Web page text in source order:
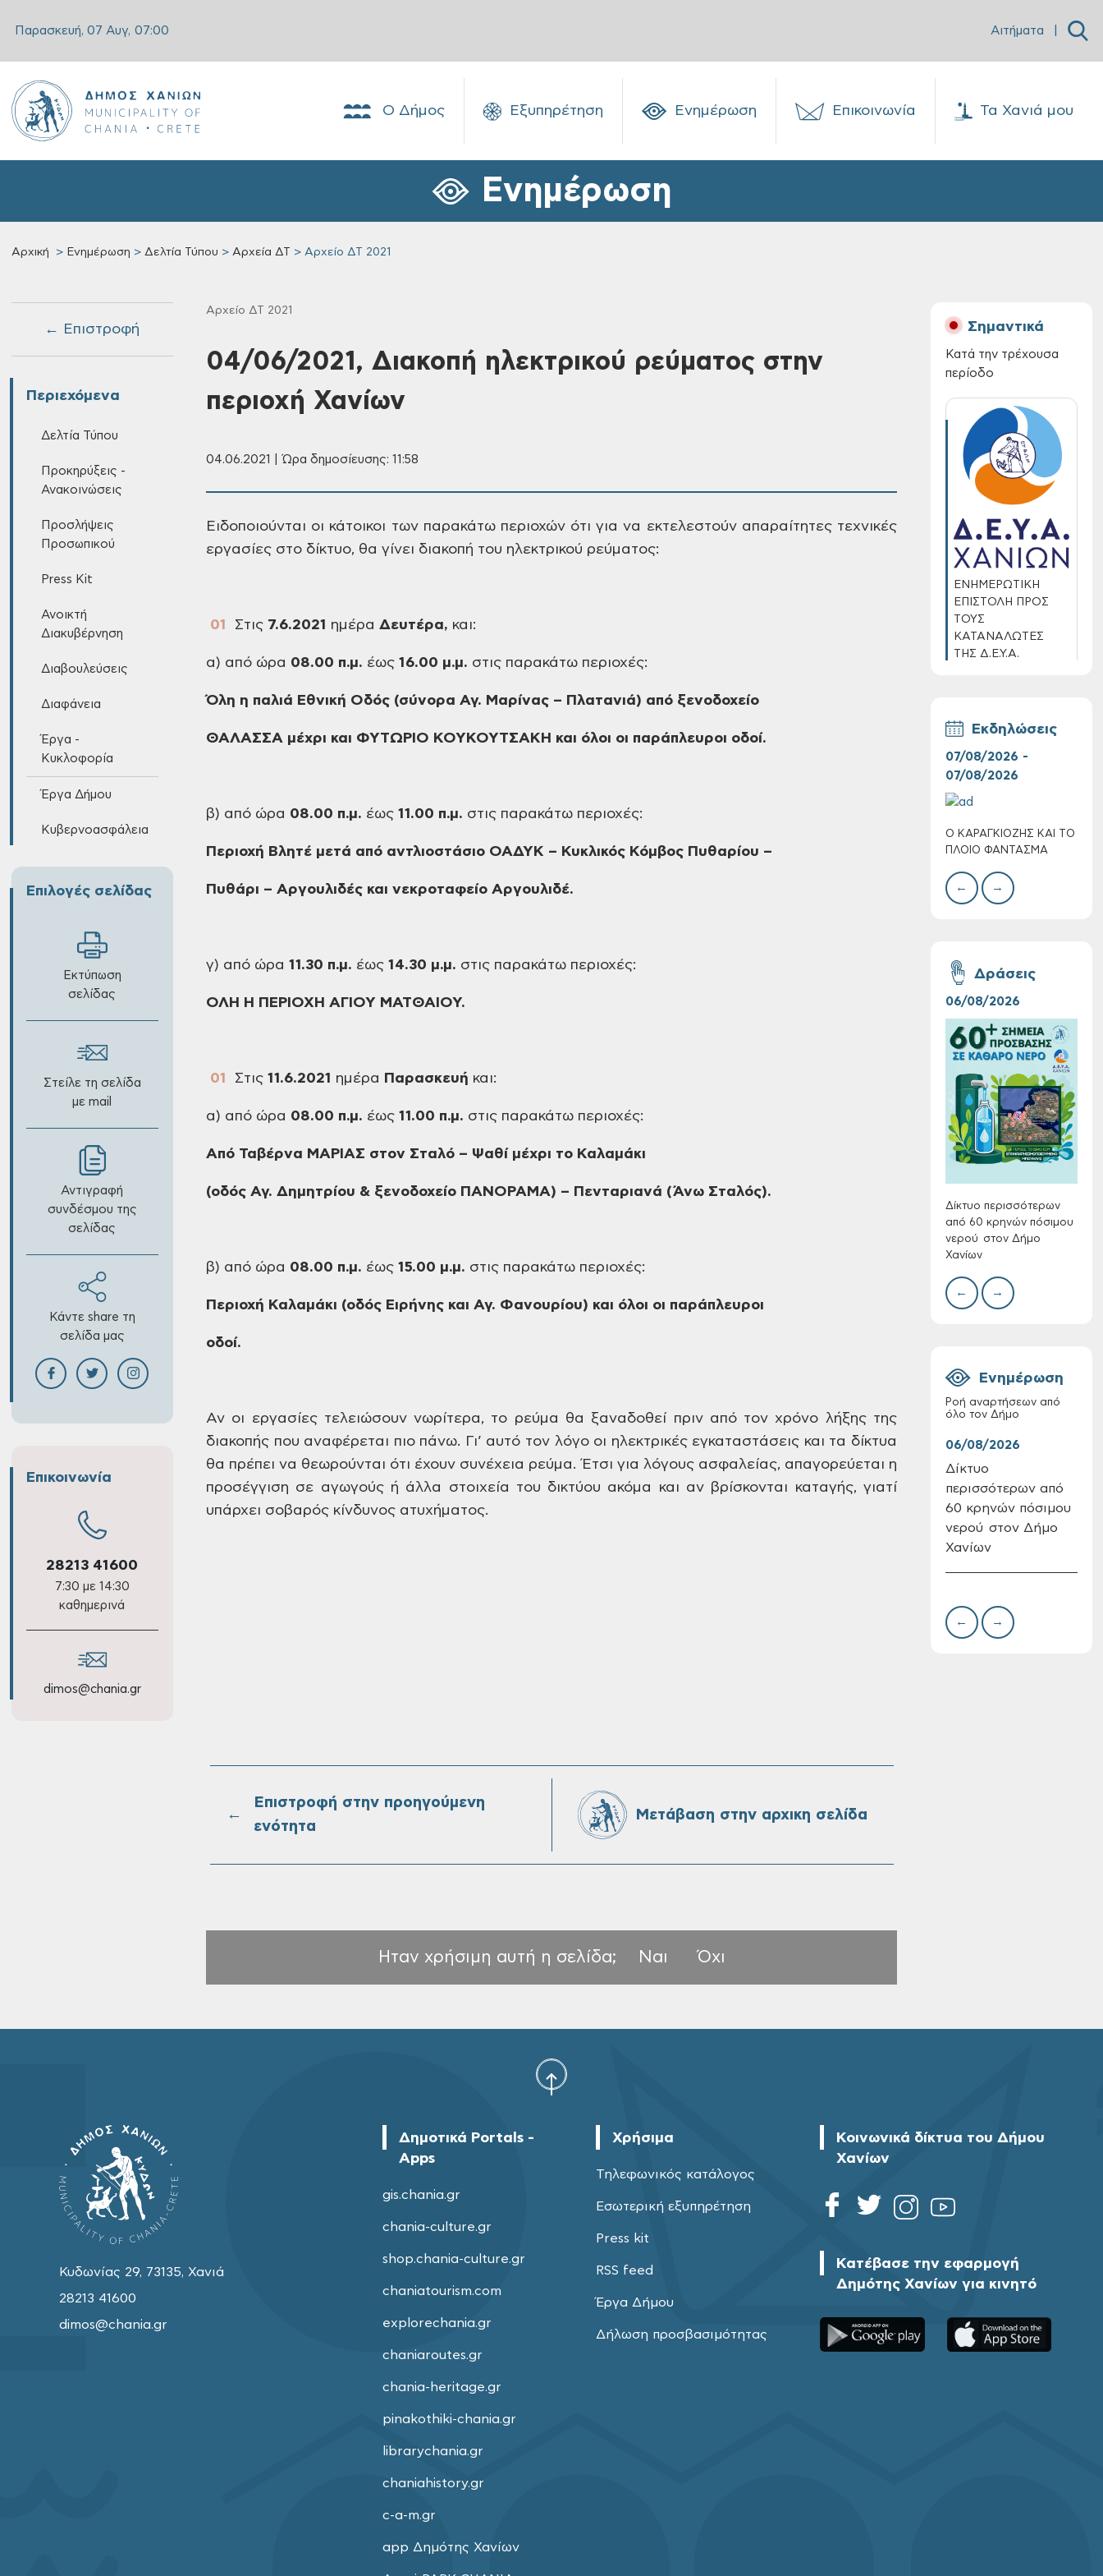
Παρασκευή, 07 Αυγ, 07:00 Αιτήματα
Ο Δήμος Εξυπηρέτηση Ενημέρωση Επικοινωνία Τα Χανιά μου
Ενημέρωση
Αρχική Ενημέρωση Δελτία Τύπου Αρχεία ΔΤ Αρχείο ΔΤ 2021
← Επιστροφή
Περιεχόμενα
Δελτία Τύπου
Προκηρύξεις -
Ανακοινώσεις
Προσλήψεις
Προσωπικού
Press Kit
Ανοικτή
Διακυβέρνηση
Διαβουλεύσεις
Διαφάνεια
Έργα -
Κυκλοφορία
Έργα Δήμου
Κυβερνοασφάλεια
Επιλογές σελίδας
Εκτύπωση
σελίδας
Στείλε τη σελίδα
με mail
Αντιγραφή
συνδέσμου της
σελίδας
Κάντε share τη
σελίδα μας
Επικοινωνία
28213 41600
7:30 με 14:30
καθημερινά
dimos@chania.gr
Αρχείο ΔΤ 2021
04/06/2021, Διακοπή ηλεκτρικού ρεύματος στην
περιοχή Χανίων
04.06.2021 | Ώρα δημοσίευσης: 11:58
Ειδοποιούνται οι κάτοικοι των παρακάτω περιοχών ότι για να εκτελεστούν απαραίτητες τεχνικές
εργασίες στο δίκτυο, θα γίνει διακοπή του ηλεκτρικού ρεύματος:
Στις 7.6.2021 ημέρα Δευτέρα, και:
α) από ώρα 08.00 π.μ. έως 16.00 μ.μ. στις παρακάτω περιοχές:
Όλη η παλιά Εθνική Οδός (σύνορα Αγ. Μαρίνας – Πλατανιά) από ξενοδοχείο
ΘΑΛΑΣΣΑ μέχρι και ΦΥΤΩΡΙΟ ΚΟΥΚΟΥΤΣΑΚΗ και όλοι οι παράπλευροι οδοί.
β) από ώρα 08.00 π.μ. έως 11.00 π.μ. στις παρακάτω περιοχές:
Περιοχή Βλητέ μετά από αντλιοστάσιο ΟΑΔΥΚ – Κυκλικός Κόμβος Πυθαρίου –
Πυθάρι – Αργουλιδές και νεκροταφείο Αργουλιδέ.
γ) από ώρα 11.30 π.μ. έως 14.30 μ.μ. στις παρακάτω περιοχές:
ΟΛΗ Η ΠΕΡΙΟΧΗ ΑΓΙΟΥ ΜΑΤΘΑΙΟΥ.
Στις 11.6.2021 ημέρα Παρασκευή και:
α) από ώρα 08.00 π.μ. έως 11.00 π.μ. στις παρακάτω περιοχές:
Από Ταβέρνα ΜΑΡΙΑΣ στον Σταλό – Ψαθί μέχρι το Καλαμάκι
(οδός Αγ. Δημητρίου & ξενοδοχείο ΠΑΝΟΡΑΜΑ) – Πενταριανά (Άνω Σταλός).
β) από ώρα 08.00 π.μ. έως 15.00 μ.μ. στις παρακάτω περιοχές:
Περιοχή Καλαμάκι (οδός Ειρήνης και Αγ. Φανουρίου) και όλοι οι παράπλευροι
οδοί.
Αν οι εργασίες τελειώσουν νωρίτερα, το ρεύμα θα ξαναδοθεί πριν από τον χρόνο λήξης της
διακοπής που αναφέρεται πιοπάνω. Γι’ αυτό τον λόγο οι ηλεκτρικέςεγκαταστάσεις και τα δίκτυα
θα πρέπει να θεωρούνται ότι έχουν συνέχεια ρεύμα. Έτσι για λόγους ασφαλείας, απαγορεύεται η
προσέγγιση σε αγωγούς ή άλλα στοιχεία του δικτύου ακόμα και αν βρίσκονται καταγής, γιατί
υπάρχει σοβαρός κίνδυνος ατυχήματος.
Σημαντικά
Κατά την τρέχουσα
περίοδο
ΕΝΗΜΕΡΩΤΙΚΗ
ΕΠΙΣΤΟΛΗ ΠΡΟΣ
ΤΟΥΣ
ΚΑΤΑΝΑΛΩΤΕΣ
ΤΗΣ Δ.Ε.Υ.Α.
Τακτική συνεδρίαση
Δημοτικής
Επιτροπής στις 10-
08-2026
Επαναλειτουργία
του συστήματος
SeaTrac στην
παραλία του Αγίου
Ονουφρίου
Πίνακες Κατάταξης
& Βαθμολογίας,
Πίνακες
προσληπτέων και
Δήμου Χανίων
Oριστικοί πίνακες
σχέση εργάσιας
ιδιωτικού δικαίου
Εκδηλώσεις
07/08/2026 -
07/08/2026
Ο ΚΑΡΑΓΚΙΟΖΗΣ ΚΑΙ ΤΟ
ΠΛΟΙΟ ΦΑΝΤΑΣΜΑ
← →
Δράσεις
06/08/2026
Δίκτυο περισσότερων
από 60 κρηνών πόσιμου
νερού στον Δήμο
Χανίων
με
← →
Ενημέρωση
Ροή αναρτήσεων από
όλο τον Δήμο
06/08/2026
Δίκτυο
περισσότερων από
60 κρηνών πόσιμου
νερού στον Δήμο
Χανίων
← →
←
Επιστροφή στην προηγούμενη
ενότητα
Μετάβαση στην αρχικη σελίδα
Ηταν χρήσιμη αυτή η σελίδα; Ναι Όχι
Κυδωνίας 29, 73135, Χανιά
28213 41600
dimos@chania.gr
Δημοτικά Portals -
Apps
gis.chania.gr
chania-culture.gr
shop.chania-culture.gr
chaniatourism.com
explorechania.gr
chaniaroutes.gr
chania-heritage.gr
pinakothiki-chania.gr
librarychania.gr
chaniahistory.gr
c-a-m.gr
app Δημότης Χανίων
Χρήσιμα
Τηλεφωνικός κατάλογος
Εσωτερική εξυπηρέτηση
Press kit
RSS feed
Έργα Δήμου
Δήλωση προσβασιμότητας
Κοινωνικά δίκτυα του Δήμου
Χανίων
Κατέβασε την εφαρμογή
Δημότης Χανίων για κινητό